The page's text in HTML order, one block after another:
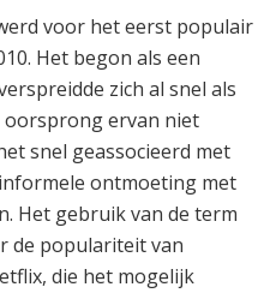
voor het eerst populair
Het begon als een
zich al snel als
oorsprong ervan niet
snel geassocieerd met
ontmoeting met
Het gebruik van de term
de populariteit van
die het mogelijk